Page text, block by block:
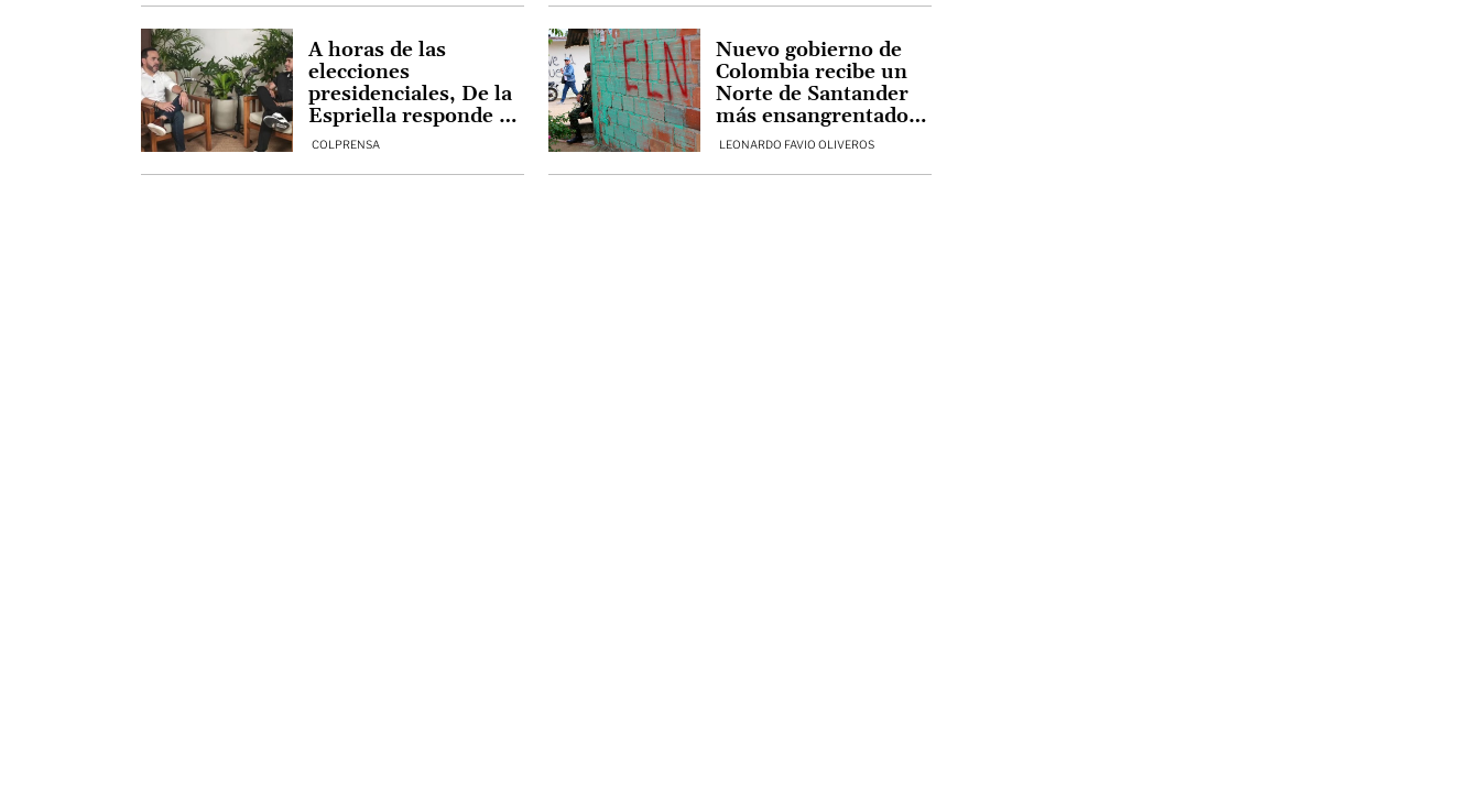
Santander al nuevo
Gobierno
COLPRENSA
A horas de las
elecciones
presidenciales, De la
Espriella responde a
acusaciones sobre su
abogado
LEONARDO FAVIO OLIVEROS
Nuevo gobierno de
Colombia recibe un
Norte de Santander
más ensangrentado,
informal y con una